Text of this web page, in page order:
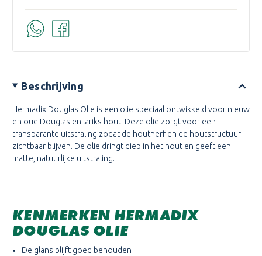
Beschrijving
Hermadix Douglas Olie is een olie speciaal ontwikkeld voor nieuw
en oud Douglas en lariks hout. Deze olie zorgt voor een
transparante uitstraling zodat de houtnerf en de houtstructuur
zichtbaar blijven. De olie dringt diep in het hout en geeft een
matte, natuurlijke uitstraling.
KENMERKEN HERMADIX
DOUGLAS OLIE
De glans blijft goed behouden